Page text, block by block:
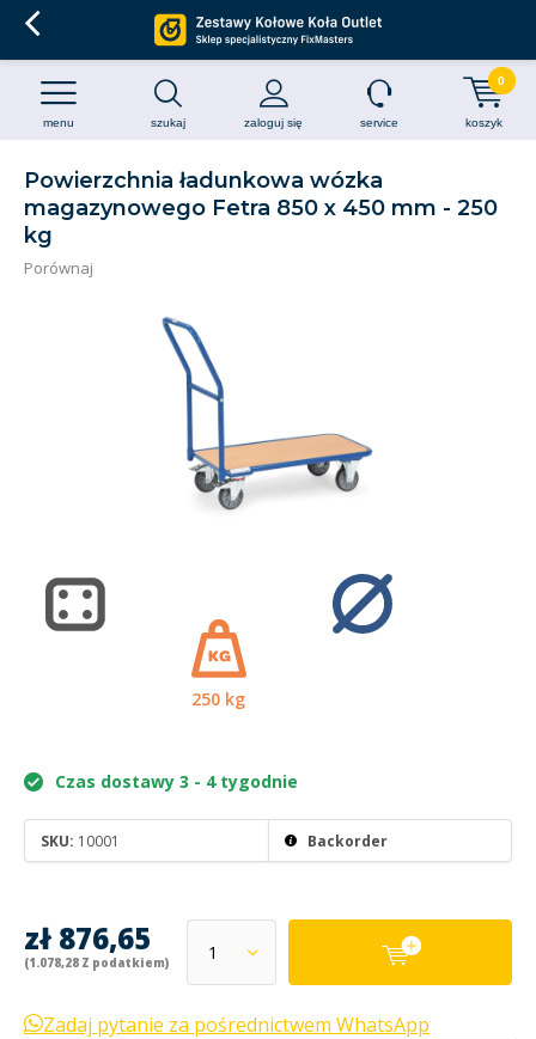
szukaj zaloguj się
menu service koszyk
0
Powierzchnia ładunkowa wózka
magazynowego Fetra 850 x 450 mm - 250
kg
Porównaj
250 kg
Czas dostawy 3 - 4 tygodnie
SKU: 10001 Backorder
zł 876,65
(1.078,28 Z podatkiem)
Zadaj pytanie za pośrednictwem WhatsApp